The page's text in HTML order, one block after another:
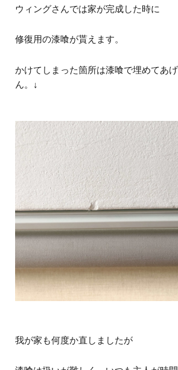
ウィングさんでは家が完成した時に
修復用の漆喰が貰えます。
かけてしまった箇所は漆喰で埋めてあ
ん。
↓
我が家も何度か直しましたが